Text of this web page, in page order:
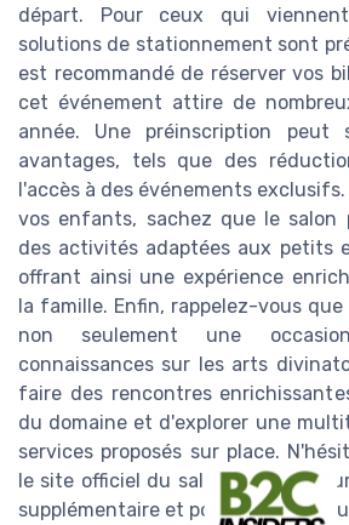
départ. Pour ceux qui
solutions de stationnement sont
est recommandé de réserver vos
cet événement attire de
année. Une préinscription peut
avantages, tels que des
l'accès à des événements
vos enfants, sachez que le salon
des activités adaptées aux petits
offrant ainsi une expérience
la famille. Enfin, rappelez-vous
non seulement une
connaissances sur les arts
faire des rencontres
du domaine et d'explorer une
services proposés sur place.
le site officiel du salon parapsy
supplémentaire et pour organiser